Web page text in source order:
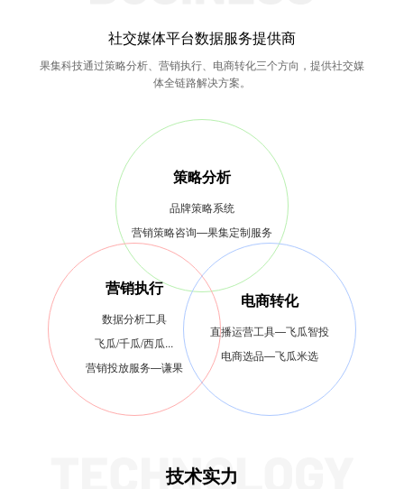
社交媒体平台数据服务提供商
果集科技通过策略分析、营销执行、电商转化三个方向，提供社交媒
体全链路解决方案。
策略分析
品牌策略系统
营销策略咨询—果集定制服务
营销执行
数据分析工具
飞瓜/千瓜/西瓜...
营销投放服务—谦果
电商转化
直播运营工具—飞瓜智投
电商选品—飞瓜米选
技术实力